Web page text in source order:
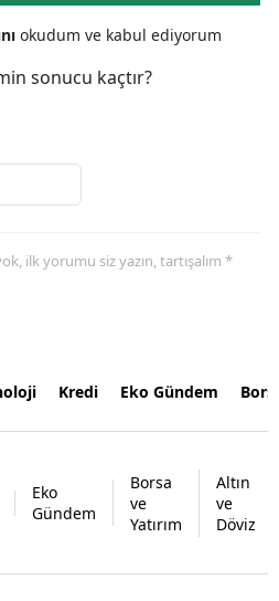
okudum ve kabul ediyorum
sonucu kaçtır?
ilk yorumu siz yazın, tartışalım *
Kredi Eko Gündem
Eko
Gündem
Borsa
ve
Yatırım
Altın
ve
Döviz